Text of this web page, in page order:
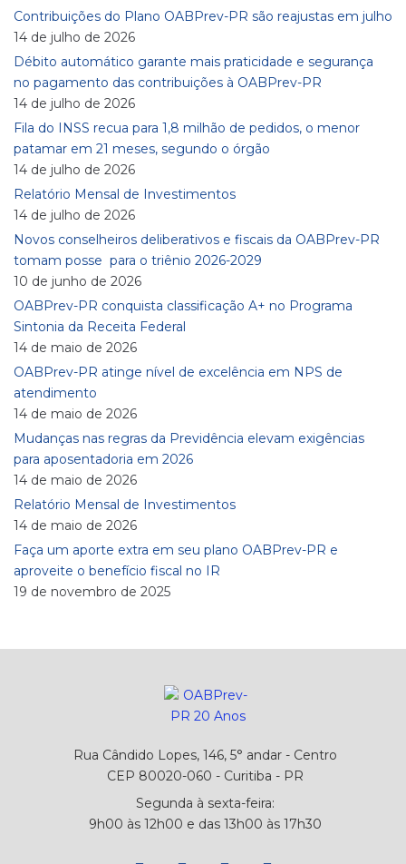
Contribuições do Plano OABPrev-PR são reajustas em julho
14 de julho de 2026
Débito automático garante mais praticidade e segurança
no pagamento das contribuições à OABPrev-PR
14 de julho de 2026
Fila do INSS recua para 1,8 milhão de pedidos, o menor
patamar em 21 meses, segundo o órgão
14 de julho de 2026
Relatório Mensal de Investimentos
14 de julho de 2026
Novos conselheiros deliberativos e fiscais da OABPrev-PR
tomam posse para o triênio 2026-2029
10 de junho de 2026
OABPrev-PR conquista classificação A+ no Programa
Sintonia da Receita Federal
14 de maio de 2026
OABPrev-PR atinge nível de excelência em NPS de
atendimento
14 de maio de 2026
Mudanças nas regras da Previdência elevam exigências
para aposentadoria em 2026
14 de maio de 2026
Relatório Mensal de Investimentos
14 de maio de 2026
Faça um aporte extra em seu plano OABPrev-PR e
aproveite o benefício fiscal no IR
19 de novembro de 2025
Rua Cândido Lopes, 146, 5° andar - Centro
CEP 80020-060 - Curitiba - PR
Segunda à sexta-feira:
9h00 às 12h00 e das 13h00 às 17h30